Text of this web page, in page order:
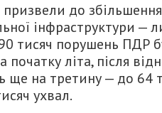
призвели до
інфраструктури —
тисяч порушень ПДР
літа, після
ще на третину — до 64
ухвал.